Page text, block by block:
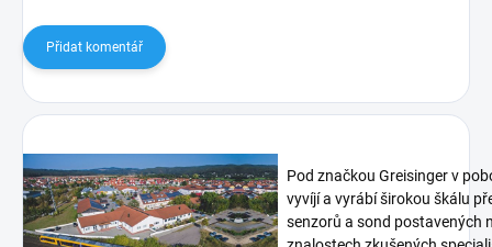
Přidat komentář
Pod značkou Greisinger v
vyvíjí a vyrábí širokou škálu
senzorů a sond postavených